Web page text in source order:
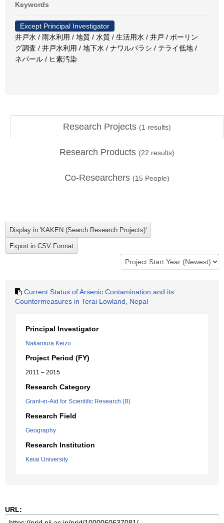
Keywords
Except Principal Investigator
井戸水 / 雨水利用 / 地質 / 水質 / 生活用水 / 井戸 / ボーリン
グ調査 / 井戸水利用 / 地下水 / ナワルパラシ / テライ低地 /
ネパール / ヒ素汚染
Research Projects (1 results)
Research Products (22 results)
Co-Researchers (15 People)
Current Status of Arsenic Contamination and its
Countermeasures in Terai Lowland, Nepal
Principal Investigator
Nakamura Keizo
Project Period (FY)
2011 – 2015
Research Category
Grant-in-Aid for Scientific Research (B)
Research Field
Geography
Research Institution
Keiai University
URL: